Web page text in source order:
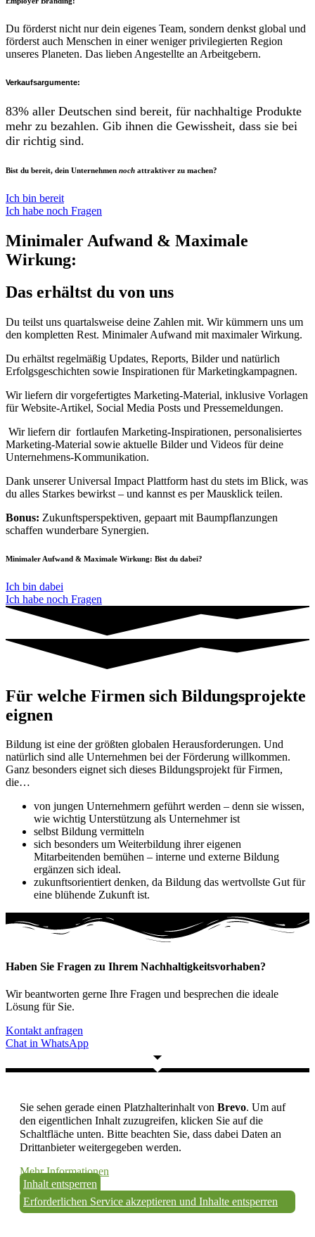
Du förderst nicht nur dein eigenes Team, sondern denkst global und
förderst auch Menschen in einer weniger privilegierten Region
unseres Planeten. Das lieben Angestellte an Arbeitgebern.
Verkaufsargumente:
83% aller Deutschen sind bereit, für nachhaltige Produkte
mehr zu bezahlen. Gib ihnen die Gewissheit, dass sie bei
dir richtig sind.
Bist du bereit, dein Unternehmen noch attraktiver zu machen?
Ich bin bereit
Ich habe noch Fragen
Minimaler Aufwand & Maximale
Wirkung:
Das erhältst du von uns
Du teilst uns quartalsweise deine Zahlen mit. Wir kümmern uns um
den kompletten Rest. Minimaler Aufwand mit maximaler Wirkung.
Du erhältst regelmäßig Updates, Reports, Bilder und natürlich
Erfolgsgeschichten sowie Inspirationen für Marketingkampagnen.
Wir liefern dir vorgefertigtes Marketing-Material, inklusive Vorlagen
für Website-Artikel, Social Media Posts und Pressemeldungen.
Wir liefern dir fortlaufen Marketing-Inspirationen, personalisiertes
Marketing-Material sowie aktuelle Bilder und Videos für deine
Unternehmens-Kommunikation.
Dank unserer Universal Impact Plattform hast du stets im Blick, was
du alles Starkes bewirkst – und kannst es per Mausklick teilen.
Bonus: Zukunftsperspektiven, gepaart mit Baumpflanzungen
schaffen wunderbare Synergien.
Minimaler Aufwand & Maximale Wirkung: Bist du dabei?
Ich bin dabei
Ich habe noch Fragen
Für welche Firmen sich Bildungsprojekte
eignen
Bildung ist eine der größten globalen Herausforderungen. Und
natürlich sind alle Unternehmen bei der Förderung willkommen.
Ganz besonders eignet sich dieses Bildungsprojekt für Firmen,
die…
von jungen Unternehmern geführt werden – denn sie wissen,
wie wichtig Unterstützung als Unternehmer ist
selbst Bildung vermitteln
sich besonders um Weiterbildung ihrer eigenen
Mitarbeitenden bemühen – interne und externe Bildung
ergänzen sich ideal.
zukunftsorientiert denken, da Bildung das wertvollste Gut für
eine blühende Zukunft ist.
Haben Sie Fragen zu Ihrem Nachhaltigkeitsvorhaben?
Wir beantworten gerne Ihre Fragen und besprechen die ideale
Lösung für Sie.
Kontakt anfragen
Chat in WhatsApp
Sie sehen gerade einen Platzhalterinhalt von Brevo. Um auf
den eigentlichen Inhalt zuzugreifen, klicken Sie auf die
Schaltfläche unten. Bitte beachten Sie, dass dabei Daten an
Drittanbieter weitergegeben werden.
Mehr Informationen
Inhalt entsperren
Erforderlichen Service akzeptieren und Inhalte entsperren